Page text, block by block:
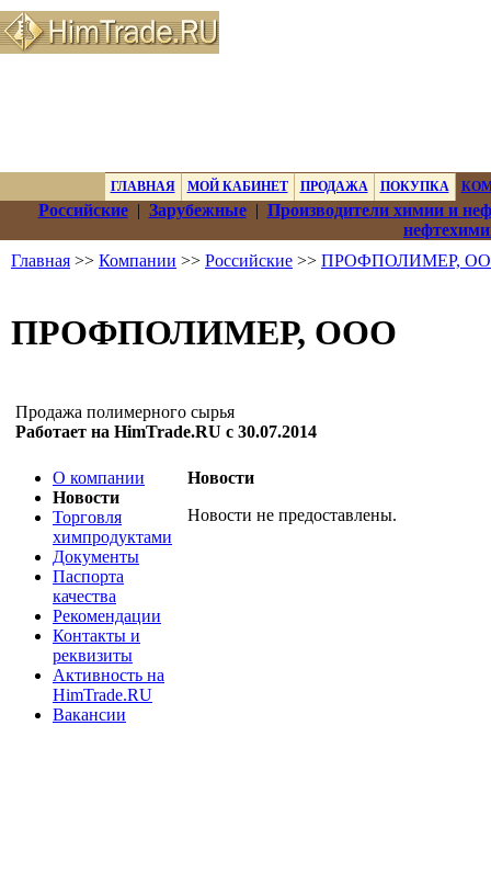
ГЛАВНАЯ МОЙ КАБИНЕТ ПРОДАЖА ПОКУПКА
Российские| Зарубежные| Производители химии и
Главная >> Компании >> Российские >> ПРОФПОЛИМЕР,
ПРОФПОЛИМЕР, ООО
Продажа полимерного сырья
Работает на HimTrade.RU с 30.07.2014
О компании
Новости
Торговля
химпродуктами
Документы
Паспорта
качества
Рекомендации
Контакты и
реквизиты
Активность на
HimTrade.RU
Вакансии
Новости
Новости не предоставлены.